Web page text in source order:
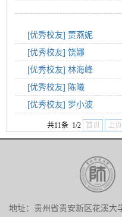
[优秀校友] 贾燕妮
[优秀校友] 饶娜
[优秀校友] 林海峰
[优秀校友] 陈曦
[优秀校友] 罗小波
共11条 1/2 首页 上页
地址：贵州省贵安新区花溪大